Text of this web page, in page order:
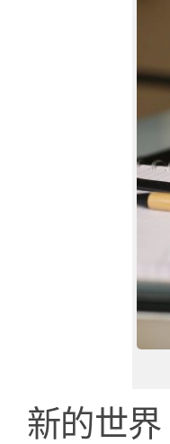
新的世